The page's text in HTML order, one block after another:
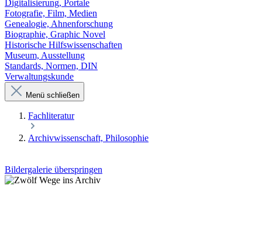
Digitalisierung, Portale
Fotografie, Film, Medien
Genealogie, Ahnenforschung
Biographie, Graphic Novel
Historische Hilfswissenschaften
Museum, Ausstellung
Standards, Normen, DIN
Verwaltungskunde
Menü schließen
Fachliteratur
Archivwissenschaft, Philosophie
Bildergalerie überspringen